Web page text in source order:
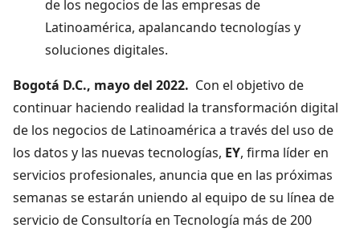
de los negocios de las empresas de
Latinoamérica, apalancando tecnologías y
soluciones digitales.
Bogotá D.C., mayo del 2022. Con el objetivo de
continuar haciendo realidad la transformación digital
de los negocios de Latinoamérica a través del uso de
los datos y las nuevas tecnologías, EY, firma líder en
servicios profesionales, anuncia que en las próximas
semanas se estarán uniendo al equipo de su línea de
servicio de Consultoría en Tecnología más de 200